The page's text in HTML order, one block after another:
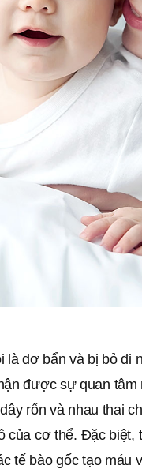
là dơ bẩn và bị bỏ đi
được sự quan tâm
rốn và nhau thai
của cơ thể. Đặc biệt,
tế bào gốc tạo máu